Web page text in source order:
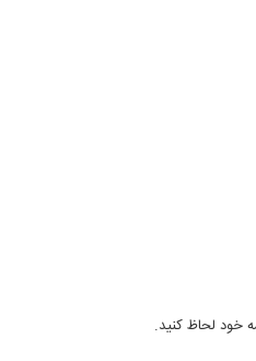
خود لحاظ کنید.